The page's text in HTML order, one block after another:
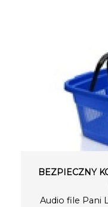
BEZPIECZNY
Audio file Pani